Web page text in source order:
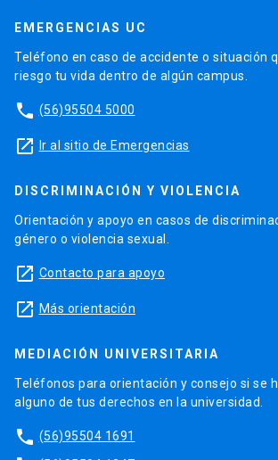
EMERGENCIAS UC
Teléfono en caso de accidente o situación
riesgo tu vida dentro de algún campus.
phone (56)95504 5000
launch Ir al sitio de Emergencias
DISCRIMINACIÓN Y VIOLENCIA
Orientación y apoyo en casos de
género o violencia sexual.
launch Contacto para apoyo
launch Más orientación
MEDIACIÓN UNIVERSITARIA
Teléfonos para orientación y consejo si se
alguno de tus derechos en la universidad.
phone (56)95504 1691